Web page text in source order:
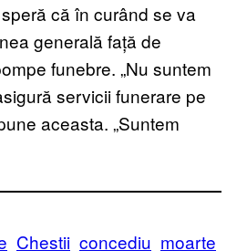
că în curând se va
generală față de
funebre. „Nu suntem
servicii funerare pe
aceasta. „Suntem
Chestii concediu moarte